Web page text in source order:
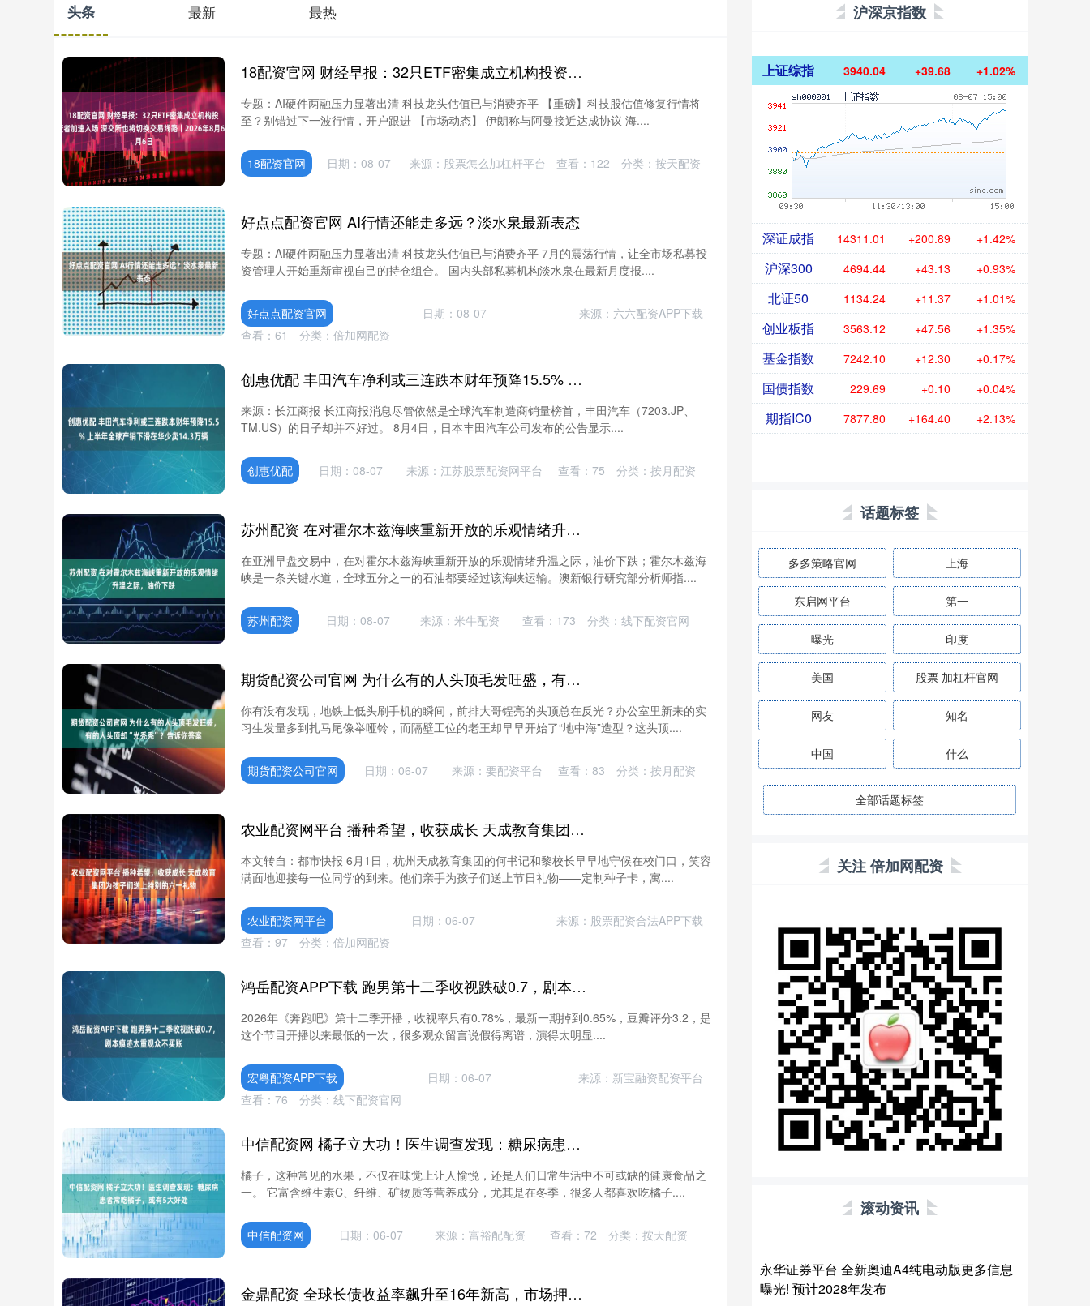
头条 最新 最热
18配资官网 财经早报：32只ETF密集成立机构投资者加速入场 深交所也将切换交易线路丨2026年8月6日
专题：AI硬件两融压力显著出清 科技龙头估值已与消费齐平 【重磅】科技股估值修复行情将
至？别错过下一波行情，开户跟进 【市场动态】 伊朗称与阿曼接近达成协议 海....
18配资官网 日期：08-07 来源：股票怎么加杠杆平台 查看： 122 分类： 按天配资
好点点配资官网 AI行情还能走多远？淡水泉最新表态
专题：AI硬件两融压力显著出清 科技龙头估值已与消费齐平 7月的震荡行情，让全市场私募投
资管理人开始重新审视自己的持仓组合。 国内头部私募机构淡水泉在最新月度报....
好点点配资官网 日期：08-07
来源：六六配资APP下载
查看： 61 分类： 倍加网配资
创惠优配 丰田汽车净利或三连跌本财年预降15.5% 上半年全球产销下滑在华少卖14.3万辆
来源：长江商报 长江商报消息尽管依然是全球汽车制造商销量榜首，丰田汽车（7203.JP、
TM.US）的日子却并不好过。 8月4日，日本丰田汽车公司发布的公告显示....
创惠优配 日期：08-07 来源：江苏股票配资网平台 查看： 75 分类： 按月配资
苏州配资 在对霍尔木兹海峡重新开放的乐观情绪升温之际，油价下跌
在亚洲早盘交易中，在对霍尔木兹海峡重新开放的乐观情绪升温之际，油价下跌；霍尔木兹海
峡是一条关键水道，全球五分之一的石油都要经过该海峡运输。澳新银行研究部分析师指....
苏州配资 日期：08-07 来源：米牛配资 查看： 173 分类： 线下配资官网
期货配资公司官网 为什么有的人头顶毛发旺盛，有的人头顶却“光秃秃”？告诉你答案
你有没有发现，地铁上低头刷手机的瞬间，前排大哥锃亮的头顶总在反光？办公室里新来的实
习生发量多到扎马尾像举哑铃，而隔壁工位的老王却早早开始了“地中海”造型？这头顶....
期货配资公司官网 日期：06-07 来源：要配资平台 查看： 83 分类： 按月配资
农业配资网平台 播种希望，收获成长 天成教育集团为孩子们送上特别的六一礼物
本文转自：都市快报 6月1日，杭州天成教育集团的何书记和黎校长早早地守候在校门口，笑容
满面地迎接每一位同学的到来。他们亲手为孩子们送上节日礼物——定制种子卡，寓....
农业配资网平台 日期：06-07
来源：股票配资合法APP下载
查看： 97 分类： 倍加网配资
鸿岳配资APP下载 跑男第十二季收视跌破0.7，剧本痕迹太重观众不买账
2026年《奔跑吧》第十二季开播，收视率只有0.78%，最新一期掉到0.65%，豆瓣评分3.2，是
这个节目开播以来最低的一次，很多观众留言说假得离谱，演得太明显....
宏粤配资APP下载 日期：06-07
来源：新宝融资配资平台
查看： 76 分类： 线下配资官网
中信配资网 橘子立大功！医生调查发现：糖尿病患者常吃橘子，或有5大好处
橘子，这种常见的水果，不仅在味觉上让人愉悦，还是人们日常生活中不可或缺的健康食品之
一。 它富含维生素C、纤维、矿物质等营养成分，尤其是在冬季，很多人都喜欢吃橘子....
中信配资网 日期：06-07 来源：富裕配配资 查看： 72 分类： 按天配资
金鼎配资 全球长债收益率飙升至16年新高，市场押注全球降息周期即将终结
沪深京指数
上证综指 3940.04 +39.68 +1.02%
深证成指 14311.01 +200.89 +1.42%
沪深300 4694.44 +43.13 +0.93%
北证50 1134.24 +11.37 +1.01%
创业板指 3563.12 +47.56 +1.35%
基金指数 7242.10 +12.30 +0.17%
国债指数 229.69 +0.10 +0.04%
期指IC0 7877.80 +164.40 +2.13%
话题标签
多多策略官网 上海
东启网平台 第一
曝光 印度
美国 股票 加杠杆官网
网友 知名
中国 什么
全部话题标签
关注 倍加网配资
滚动资讯
永华证券平台 全新奥迪A4纯电动版更多信息
曝光! 预计2028年发布